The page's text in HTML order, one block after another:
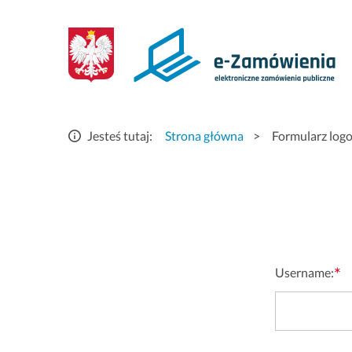
eZamówienia
elektroniczne
Jesteś tutaj: Strona główna > Formularz
Username:*